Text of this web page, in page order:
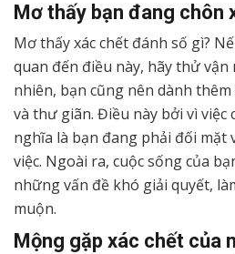
Mơ thấy bạn đang chôn
Mơ thấy xác chết đánh số gì?
quan đến điều này, hãy thử vận
nhiên, bạn cũng nên dành
và thư giãn. Điều này bởi vì việc
nghĩa là bạn đang phải đối mặt
việc. Ngoài ra, cuộc sống của
những vấn đề khó giải quyết,
muộn.
Mộng gặp xác chết của